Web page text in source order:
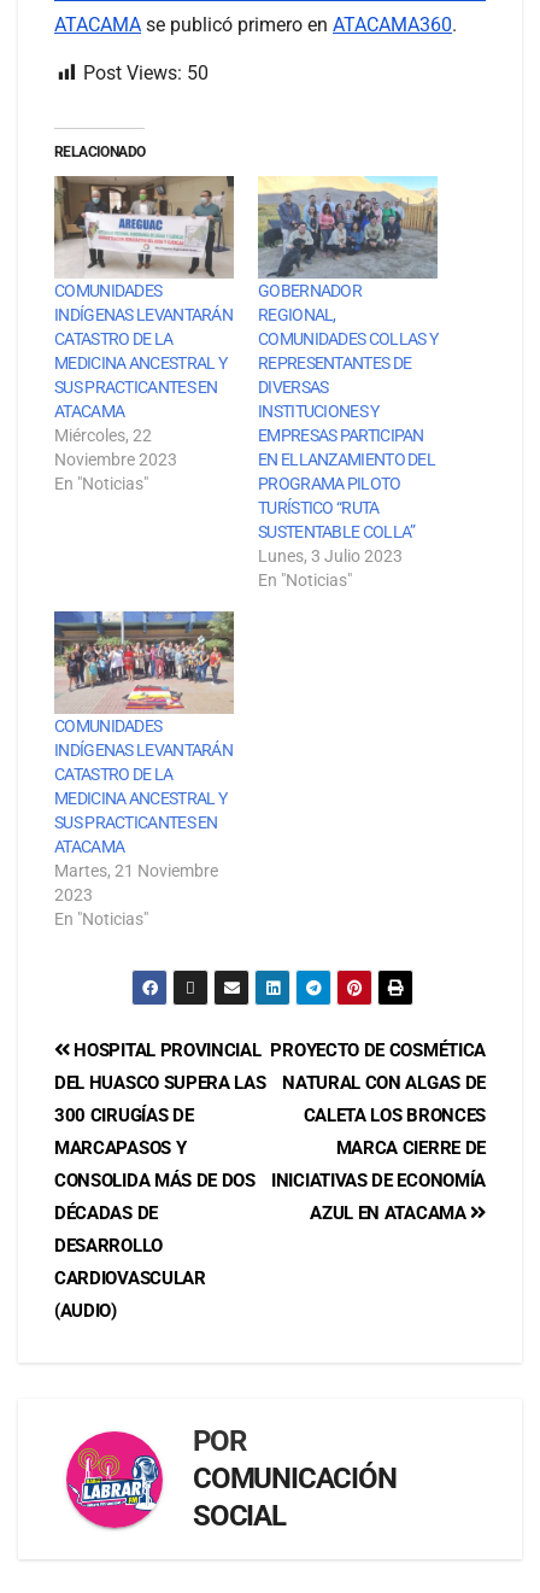
ATACAMA se publicó primero en ATACAMA360.
Post Views: 50
RELACIONADO
COMUNIDADES
INDÍGENAS LEVANTARÁN
CATASTRO DE LA
MEDICINA ANCESTRAL Y
SUS PRACTICANTES EN
ATACAMA
Miércoles, 22
Noviembre 2023
En "Noticias"
GOBERNADOR
REGIONAL,
COMUNIDADES COLLAS Y
REPRESENTANTES DE
DIVERSAS
INSTITUCIONES Y
EMPRESAS PARTICIPAN
EN ELLANZAMIENTO DEL
PROGRAMA PILOTO
TURÍSTICO “RUTA
SUSTENTABLE COLLA”
Lunes, 3 Julio 2023
En "Noticias"
COMUNIDADES
INDÍGENAS LEVANTARÁN
CATASTRO DE LA
MEDICINA ANCESTRAL Y
SUS PRACTICANTES EN
ATACAMA
Martes, 21 Noviembre
2023
En "Noticias"
PROYECTO DE COSMÉTICA
NATURAL CON ALGAS DE
CALETA LOS BRONCES
MARCA CIERRE DE
INICIATIVAS DE ECONOMÍA
AZUL EN ATACAMA
HOSPITAL PROVINCIAL
DEL HUASCO SUPERA LAS
300 CIRUGÍAS DE
MARCAPASOS Y
CONSOLIDA MÁS DE DOS
DÉCADAS DE
DESARROLLO
CARDIOVASCULAR
(AUDIO)
POR
COMUNICACIÓN
SOCIAL